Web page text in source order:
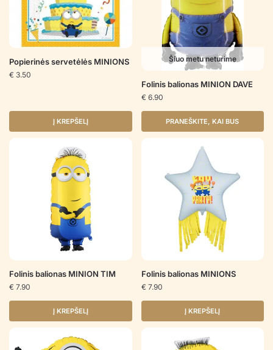
Popierinės servetėlės MINIONS
€ 3.50
Į KREPŠELĮ
Šiuo metu neturime
Folinis balionas MINION DAVE
€ 6.90
PRANEŠKITE, KAI BUS
Folinis balionas MINION TIM
€ 7.90
Į KREPŠELĮ
Folinis balionas MINIONS
€ 7.90
Į KREPŠELĮ